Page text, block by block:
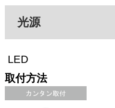
光源
LED
取付方法